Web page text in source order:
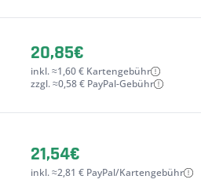
20,85€
inkl. ≈1,60 € Kartengebühr
zzgl. ≈0,58 € PayPal-Gebühr
21,54€
inkl. ≈2,81 € PayPal/Kartengebühr